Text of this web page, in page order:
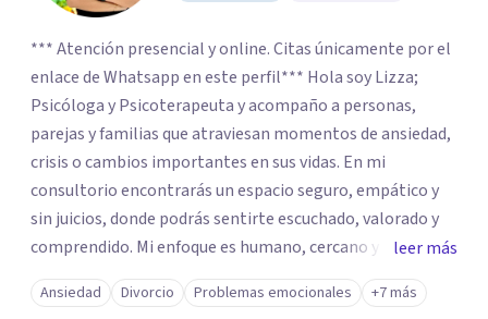
*** Atención presencial y online. Citas únicamente por el
enlace de Whatsapp en este perfil*** Hola soy Lizza;
Psicóloga y Psicoterapeuta y acompaño a personas,
parejas y familias que atraviesan momentos de ansiedad,
crisis o cambios importantes en sus vidas. En mi
consultorio encontrarás un espacio seguro, empático y
sin juicios, donde podrás sentirte escuchado, valorado y
comprendido. Mi enfoque es humano, cercano y
respetuoso de tu historia, y siempre trabajando a tu
ritmo para ayudarte a encontrar mayor calma, claridad y
leer más
Ansiedad Divorcio Problemas emocionales +7 más